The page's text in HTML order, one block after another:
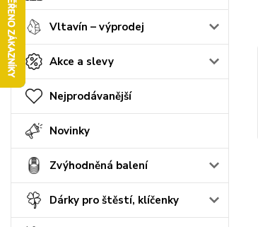
Vltavín – výprodej
Akce a slevy
Nejprodávanější
Novinky
Zvýhodněná balení
Dárky pro štěstí, klíčenky